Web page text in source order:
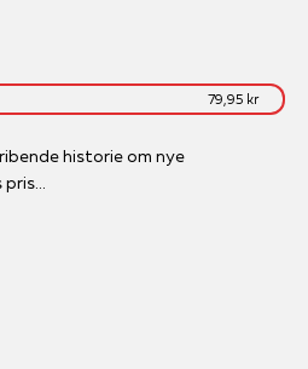
79,95 kr
historie om nye